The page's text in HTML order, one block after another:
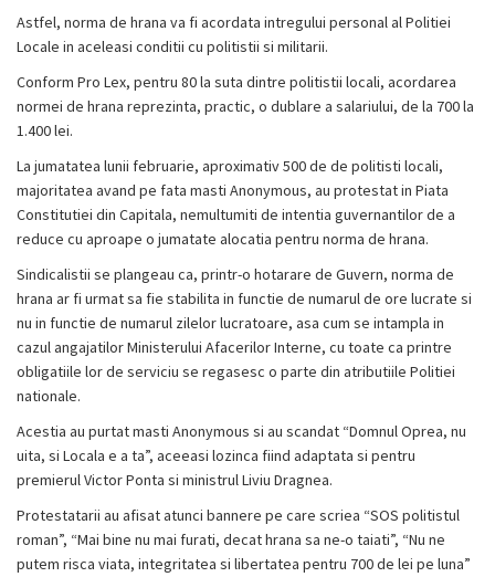
Astfel, norma de hrana va fi acordata intregului personal al Politiei
Locale in aceleasi conditii cu politistii si militarii.
Conform Pro Lex, pentru 80 la suta dintre politistii locali, acordarea
normei de hrana reprezinta, practic, o dublare a salariului, de la 700 la
1.400 lei.
La jumatatea lunii februarie, aproximativ 500 de de politisti locali,
majoritatea avand pe fata masti Anonymous, au protestat in Piata
Constitutiei din Capitala, nemultumiti de intentia guvernantilor de a
reduce cu aproape o jumatate alocatia pentru norma de hrana.
Sindicalistii se plangeau ca, printr-o hotarare de Guvern, norma de
hrana ar fi urmat sa fie stabilita in functie de numarul de ore lucrate si
nu in functie de numarul zilelor lucratoare, asa cum se intampla in
cazul angajatilor Ministerului Afacerilor Interne, cu toate ca printre
obligatiile lor de serviciu se regasesc o parte din atributiile Politiei
nationale.
Acestia au purtat masti Anonymous si au scandat “Domnul Oprea, nu
uita, si Locala e a ta”, aceeasi lozinca fiind adaptata si pentru
premierul Victor Ponta si ministrul Liviu Dragnea.
Protestatarii au afisat atunci bannere pe care scriea “SOS politistul
roman”, “Mai bine nu mai furati, decat hrana sa ne-o taiati”, “Nu ne
putem risca viata, integritatea si libertatea pentru 700 de lei pe luna”